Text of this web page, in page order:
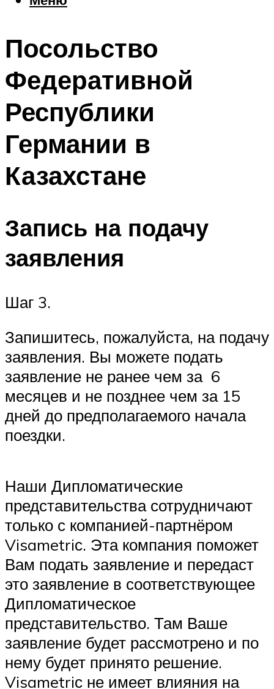
Шоппинг
Меню
Посольство
Федеративной
Республики
Германии в
Казахстане
Запись на подачу
заявления
Шаг 3.
Запишитесь, пожалуйста, на подачу
заявления. Вы можете подать
заявление не ранее чем за 6
месяцев и не позднее чем за 15
дней до предполагаемого начала
поездки.
Наши Дипломатические
представительства сотрудничают
только с компанией-партнёром
Visametriс. Эта компания поможет
Вам подать заявление и передаст
это заявление в соответствующее
Дипломатическое
представительство. Там Ваше
заявление будет рассмотрено и по
нему будет принято решение.
Visametriс не имеет влияния на